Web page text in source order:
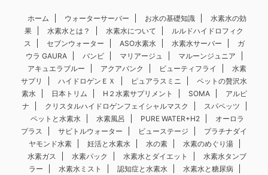
ホーム ウォーターサーバー お水の基礎知識
水素水の効
果
水素水とは？ 水素水について
ルルドハイドロフィク
ス
セブンウォーター ASO水素水 水素水サーバー
ガ
ウラ GAURA
バンビ マリアージュ
マルーンジュニア
アキュエラブルー
アクアバンク ビューティフライ
水素
サプリ
ハイドロゲンＥＸ ピュアラスミニ
ペットの贅沢水
素水
日本トリム H２水素サプリメント SOMA
アルピ
ナ
クリスタルハイドロゲンフェイシャルマスク
スパペッツ
ペットと水素水
水素風呂 PURE WATER+H2
オーロラ
プラス
サビトルウォーター ビューステージ
プラチナダイ
ヤモンド水素
妊活と水素水 水の素
水素のめぐり湯
水素ガス
水素パック 水素水とダイエット
水素水タンブ
ラー
水素水ミスト 認知症と水素水 水素水と糖尿病